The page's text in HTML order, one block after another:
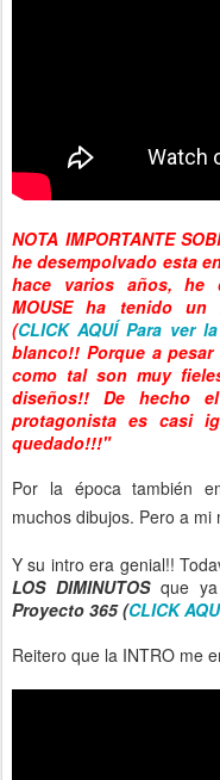
NOTA IMPORTANTE
he desempolvado esta
hace varios años, he
MOUSE ha tenido un
(CLICK AQUÍ Para ver
blanco!! Porque a
como tal son muy
diseños!! De hecho
protagonista es casi
quedado!!!"
Por la época también
muchos dibujos. Pero a mi
Y su intro era genial!!
LOS DIMINUTOS que
Proyecto 365 (CLICK
Reitero que la INTRO me